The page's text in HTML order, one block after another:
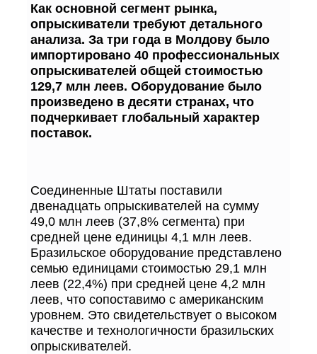
Как основной сегмент рынка,
опрыскиватели требуют детального
анализа. За три года в Молдову было
импортировано 40 профессиональных
опрыскивателей общей стоимостью
129,7 млн леев. Оборудование было
произведено в десяти странах, что
подчеркивает глобальный характер
поставок.
Соединенные Штаты поставили
двенадцать опрыскивателей на сумму
49,0 млн леев (37,8% сегмента) при
средней цене единицы 4,1 млн леев.
Бразильское оборудование представлено
семью единицами стоимостью 29,1 млн
леев (22,4%) при средней цене 4,2 млн
леев, что сопоставимо с американским
уровнем. Это свидетельствует о высоком
качестве и технологичности бразильских
опрыскивателей.